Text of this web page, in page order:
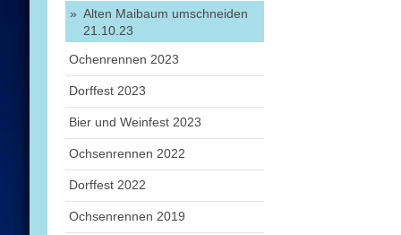
Alten Maibaum umschneiden
21.10.23
Ochenrennen 2023
Dorffest 2023
Bier und Weinfest 2023
Ochsenrennen 2022
Dorffest 2022
Ochsenrennen 2019